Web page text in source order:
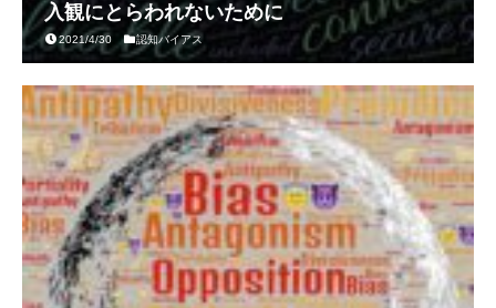
入観にとらわれないために
2021/4/30 認知バイアス